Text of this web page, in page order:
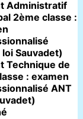
Administratif
2ème classe :
Sauvadet)
Technique de
: examen
ANT